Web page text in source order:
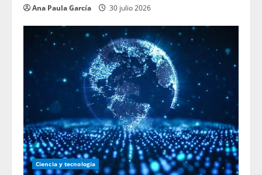
Ana Paula García 30 julio 2026
Ciencia y tecnologia